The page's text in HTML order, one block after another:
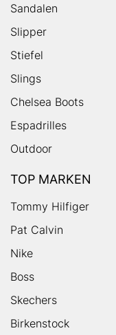
Sandalen
Slipper
Stiefel
Slings
Chelsea Boots
Espadrilles
Outdoor
TOP MARKEN
Tommy Hilfiger
Pat Calvin
Nike
Boss
Skechers
Birkenstock